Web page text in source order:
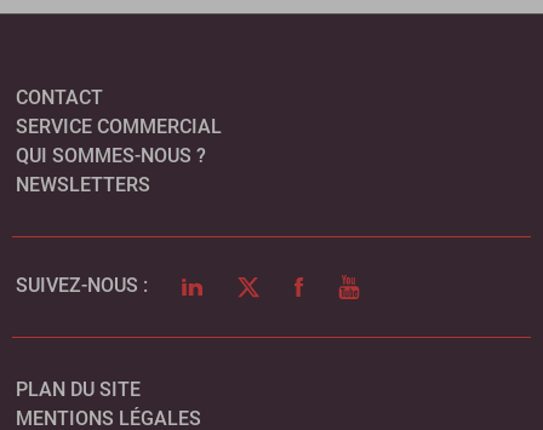
CONTACT
SERVICE COMMERCIAL
QUI SOMMES-NOUS ?
NEWSLETTERS
SUIVEZ-NOUS : LINKEDINTWITTERFACEBOOK
YOUTUBE
PLAN DU SITE
MENTIONS LÉGALES